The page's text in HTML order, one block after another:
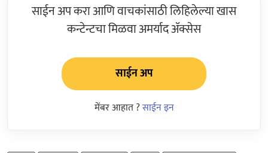
साईन अप करा आणि वाचकांसाठी लिहिलेल्या खास
कन्टेन्टचा मिळवा अमर्याद ॲक्सेस
साईन अप
मेंबर आहात ?साईन इन